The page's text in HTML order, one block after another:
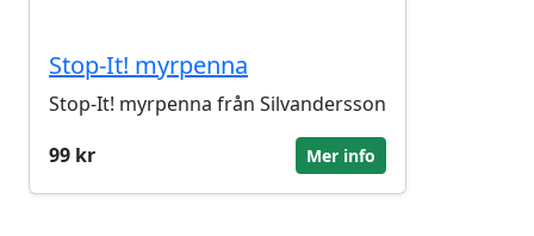
Stop-It! myrpenna
Stop-It! myrpenna från Silvandersson
99 kr
Mer info